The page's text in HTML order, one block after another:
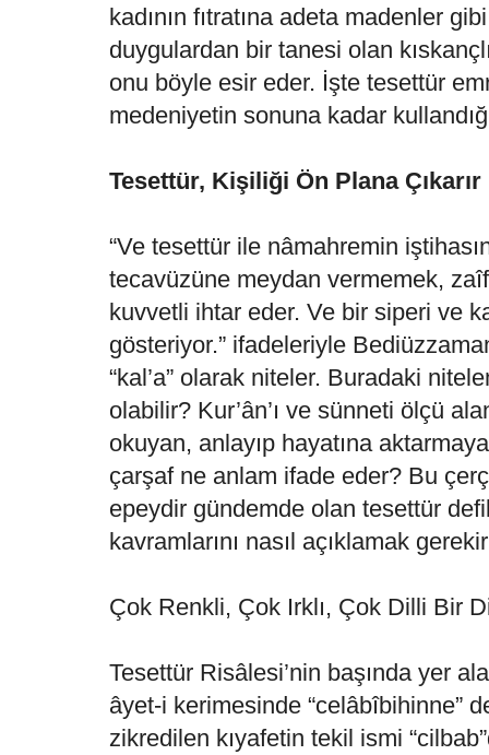
kadının fıtratına adeta madenler
duygulardan bir tanesi olan
onu böyle esir eder. İşte tesettür
medeniyetin sonuna kadar
Tesettür, Kişiliği Ön Plana Çıkarır
“Ve tesettür ile nâmahremin
tecavüzüne meydan vermemek,
kuvvetli ihtar eder. Ve bir siperi ve
gösteriyor.” ifadeleriyle
“kal’a” olarak niteler. Buradaki
olabilir? Kur’ân’ı ve sünneti ölçü
okuyan, anlayıp hayatına
çarşaf ne anlam ifade eder? Bu
epeydir gündemde olan tesettür
kavramlarını nasıl açıklamak
Çok Renkli, Çok Irklı, Çok Dilli Bir
Tesettür Risâlesi’nin başında yer
âyet-i kerimesinde “celâbîbihinne”
zikredilen kıyafetin tekil ismi